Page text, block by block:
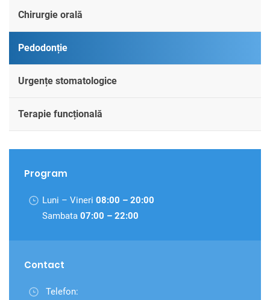
Chirurgie orală
Pedodonție
Urgențe stomatologice
Terapie funcțională
Program
Luni – Vineri 08:00 – 20:00
Sambata 07:00 – 22:00
Contact
Telefon: